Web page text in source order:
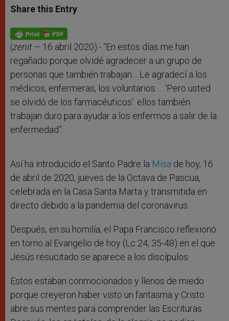
t
s
p
p
s
e
g
e
r
e
b
o
k
Share this Entry
(zenit – 16 abril 2020).- “En estos días me han
regañado porque olvidé agradecer a un grupo de
personas que también trabajan… Le agradecí a los
médicos, enfermeras, los voluntarios … ‘Pero usted
se olvidó de los farmacéuticos’: ellos también
trabajan duro para ayudar a los enfermos a salir de la
enfermedad”.
Así ha introducido el Santo Padre la Misa de hoy, 16
de abril de 2020, jueves de la Octava de Pascua,
celebrada en la Casa Santa Marta y transmitida en
directo debido a la pandemia del coronavirus.
Después, en su homilía, el Papa Francisco reflexionó
en torno al Evangelio de hoy (Lc 24, 35-48) en el que
Jesús resucitado se aparece a los discípulos.
Estos estaban conmocionados y llenos de miedo
porque creyeron haber visto un fantasma y Cristo
abre sus mentes para comprender las Escrituras.